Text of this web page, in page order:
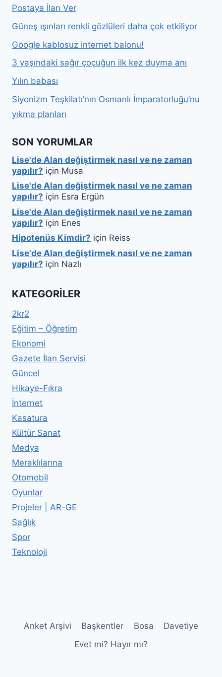
Postaya İlan Ver
Güneş ışınları renkli gözlüleri daha çok etkiliyor
Google kablosuz internet balonu!
3 yaşındaki sağır çoçuğun ilk kez duyma anı
Yılın babası
Siyonizm Teşkilatı’nın Osmanlı İmparatorluğu’nu
yıkma planları
SON YORUMLAR
Lise'de Alan değiştirmek nasıl ve ne zaman
yapılır? için Musa
Lise'de Alan değiştirmek nasıl ve ne zaman
yapılır? için Esra Ergün
Lise'de Alan değiştirmek nasıl ve ne zaman
yapılır? için Enes
Hipotenüs Kimdir? için Reiss
Lise'de Alan değiştirmek nasıl ve ne zaman
yapılır? için Nazlı
KATEGORILER
2kr2
Eğitim – Öğretim
Ekonomi
Gazete İlan Servisi
Güncel
Hikaye-Fıkra
İnternet
Kasatura
Kültür Sanat
Medya
Meraklılarına
Otomobil
Oyunlar
Projeler | AR-GE
Sağlık
Spor
Teknoloji
Anket Arşivi Başkentler Bosa
Davetiye
Evet mi? Hayır mı?